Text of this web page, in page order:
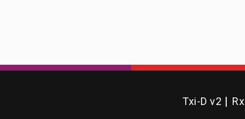
Txi-D v2